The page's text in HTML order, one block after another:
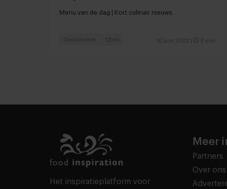
op Netflix
Menu van de dag | Kort culinair nieuws
16 juni 2022 3 min
Gastronomie Chefs
Het inspiratieplatform voor
Meer
Partners
Over ons